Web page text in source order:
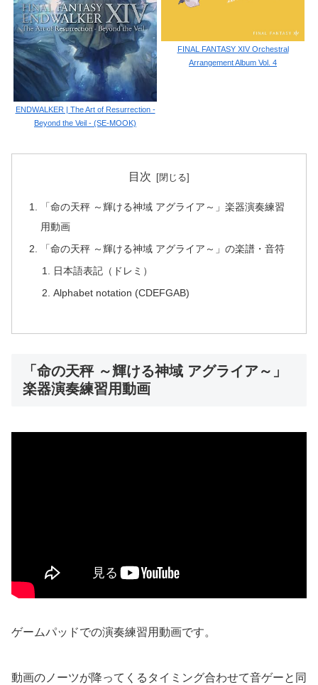
ENDWALKER | The Art of Resurrection -
Beyond the Veil - (SE-MOOK)
FINAL FANTASY XIV Orchestral
Arrangement Album Vol. 4
目次
「命の天秤 ～輝ける神域 アグライア～」楽器演奏練習
用動画
「命の天秤 ～輝ける神域 アグライア～」の楽譜・音符
日本語表記（ドレミ）
Alphabet notation (CDEFGAB)
「命の天秤 ～輝ける神域 アグライア～」
楽器演奏練習用動画
ゲームパッドでの演奏練習用動画です。
動画のノーツが降ってくるタイミング合わせて音ゲーと同